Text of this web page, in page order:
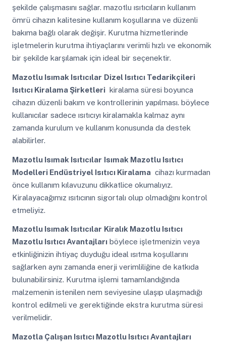
şekilde çalışmasını sağlar. mazotlu ısıtıcıların kullanım
ömrü cihazın kalitesine kullanım koşullarına ve düzenli
bakıma bağlı olarak değişir. Kurutma hizmetlerinde
işletmelerin kurutma ihtiyaçlarını verimli hızlı ve ekonomik
bir şekilde karşılamak için ideal bir seçenektir.
Mazotlu Isımak Isıtıcılar Dizel Isıtıcı Tedarikçileri
Isıtıcı Kiralama Şirketlerikiralama süresi boyunca
cihazın düzenli bakım ve kontrollerinin yapılması. böylece
kullanıcılar sadece ısıtıcıyı kiralamakla kalmaz aynı
zamanda kurulum ve kullanım konusunda da destek
alabilirler.
Mazotlu Isımak Isıtıcılar Isımak Mazotlu Isıtıcı
Modelleri Endüstriyel Isıtıcı Kiralamacihazı kurmadan
önce kullanım kılavuzunu dikkatlice okumalıyız.
Kiralayacağımız ısıtıcının sigortalı olup olmadığını kontrol
etmeliyiz.
Mazotlu Isımak Isıtıcılar Kiralık Mazotlu Isıtıcı
Mazotlu Isıtıcı Avantajlarıböylece işletmenizin veya
etkinliğinizin ihtiyaç duyduğu ideal ısıtma koşullarını
sağlarken aynı zamanda enerji verimliliğine de katkıda
bulunabilirsiniz. Kurutma işlemi tamamlandığında
malzemenin istenilen nem seviyesine ulaşıp ulaşmadığı
kontrol edilmeli ve gerektiğinde ekstra kurutma süresi
verilmelidir.
Mazotla Çalışan Isıtıcı Mazotlu Isıtıcı Avantajları